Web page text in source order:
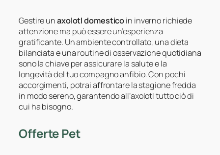
Gestire unaxolotl domesticoin inverno richiede
attenzione ma può essere un’esperienza
gratificante. Un ambiente controllato, una dieta
bilanciata e una routine di osservazione quotidiana
sono la chiave per assicurare la salute e la
longevità del tuo compagno anfibio. Con pochi
accorgimenti, potrai affrontare la stagione fredda
in modo sereno, garantendo all’axolotl tutto ciò di
cui ha bisogno.
Offerte Pet